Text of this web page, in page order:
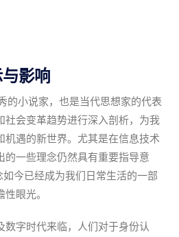
影响
的小说家，也是当代思想家的代表
社会变革趋势进行深入剖析，为我
机遇的新世界。尤其是在信息技术
的一些理念仍然具有重要指导意
如今已经成为我们日常生活的一部
眼光。
数字时代来临，人们对于身份认